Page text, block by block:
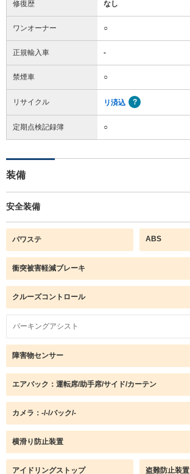
修復歴 なし
ワンオーナー ○
正規輸入車 -
禁煙車 ○
リサイクル リ済込
定期点検記録簿 ○
装備
安全装備
パワステ ABS
衝突被害軽減ブレーキ
クルーズコントロール
パーキングアシスト
障害物センサー
エアバック：運転席/助手席/サイド/カーテン
カメラ：-/-/バック/-
横滑り防止装置
アイドリングストップ 盗難防止装置